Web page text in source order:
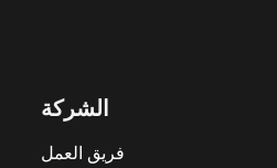
الشركة
فريق العمل